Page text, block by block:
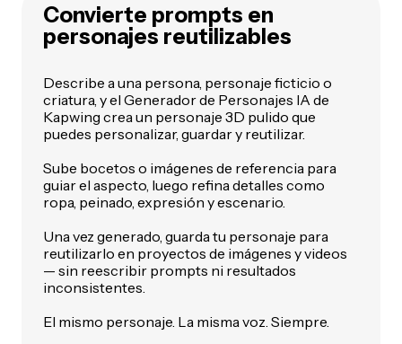
Convierte prompts en
personajes reutilizables
Describe a una persona, personaje ficticio o
criatura, y el Generador de Personajes IA de
Kapwing crea un personaje 3D pulido que
puedes personalizar, guardar y reutilizar.
Sube bocetos o imágenes de referencia para
guiar el aspecto, luego refina detalles como
ropa, peinado, expresión y escenario.
Una vez generado, guarda tu personaje para
reutilizarlo en proyectos de imágenes y videos
— sin reescribir prompts ni resultados
inconsistentes.
El mismo personaje. La misma voz. Siempre.